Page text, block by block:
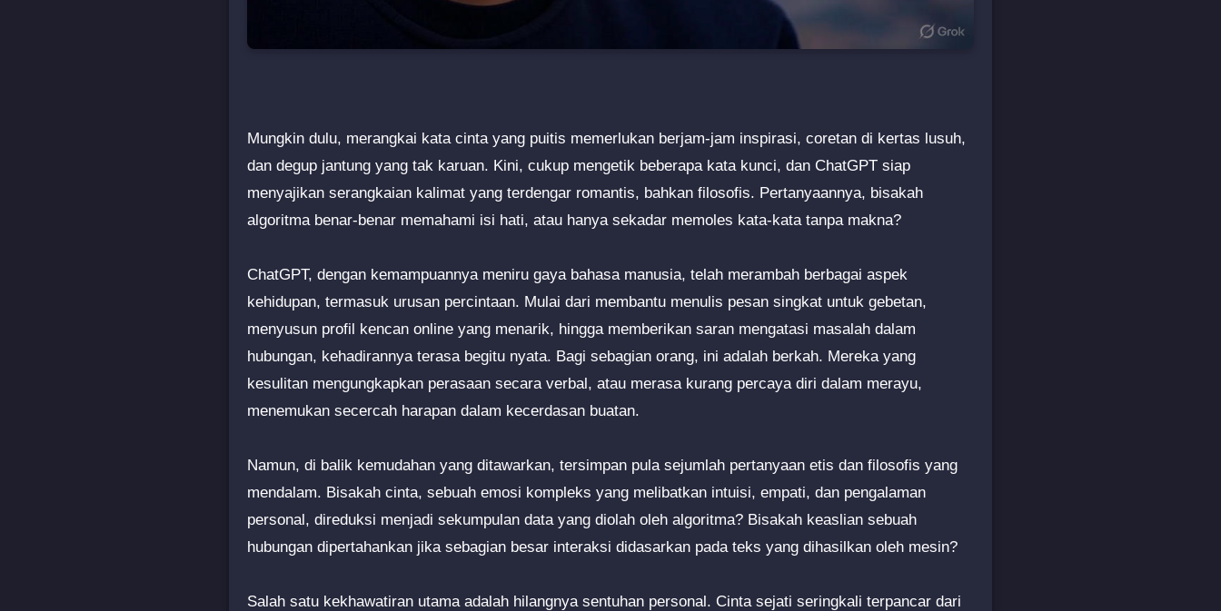
Mungkin dulu, merangkai kata cinta yang puitis memerlukan berjam-jam inspirasi, coretan di kertas lusuh,
dan degup jantung yang tak karuan. Kini, cukup mengetik beberapa kata kunci, dan ChatGPT siap
menyajikan serangkaian kalimat yang terdengar romantis, bahkan filosofis. Pertanyaannya, bisakah
algoritma benar-benar memahami isi hati, atau hanya sekadar memoles kata-kata tanpa makna?
ChatGPT, dengan kemampuannya meniru gaya bahasa manusia, telah merambah berbagai aspek
kehidupan, termasuk urusan percintaan. Mulai dari membantu menulis pesan singkat untuk gebetan,
menyusun profil kencan online yang menarik, hingga memberikan saran mengatasi masalah dalam
hubungan, kehadirannya terasa begitu nyata. Bagi sebagian orang, ini adalah berkah. Mereka yang
kesulitan mengungkapkan perasaan secara verbal, atau merasa kurang percaya diri dalam merayu,
menemukan secercah harapan dalam kecerdasan buatan.
Namun, di balik kemudahan yang ditawarkan, tersimpan pula sejumlah pertanyaan etis dan filosofis yang
mendalam. Bisakah cinta, sebuah emosi kompleks yang melibatkan intuisi, empati, dan pengalaman
personal, direduksi menjadi sekumpulan data yang diolah oleh algoritma? Bisakah keaslian sebuah
hubungan dipertahankan jika sebagian besar interaksi didasarkan pada teks yang dihasilkan oleh mesin?
Salah satu kekhawatiran utama adalah hilangnya sentuhan personal. Cinta sejati seringkali terpancar dari